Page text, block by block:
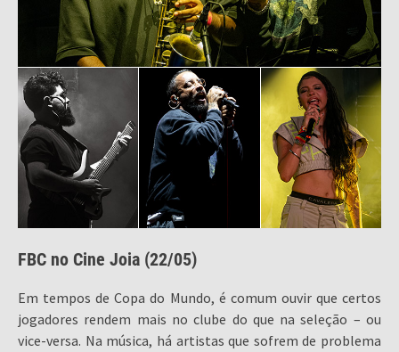
FBC no Cine Joia (22/05)
Em tempos de Copa do Mundo, é comum ouvir que certos
jogadores rendem mais no clube do que na seleção – ou
vice-versa. Na música, há artistas que sofrem de problema